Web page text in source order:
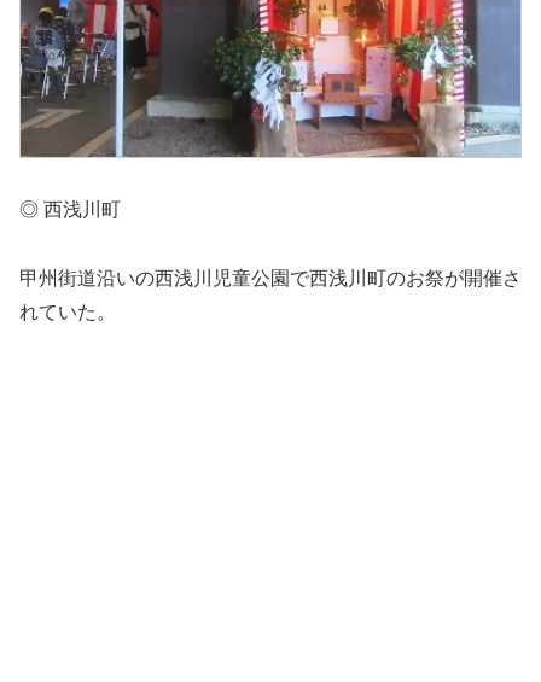
◎ 西浅川町
甲州街道沿いの西浅川児童公園で西浅川町のお祭が開催さ
れていた。